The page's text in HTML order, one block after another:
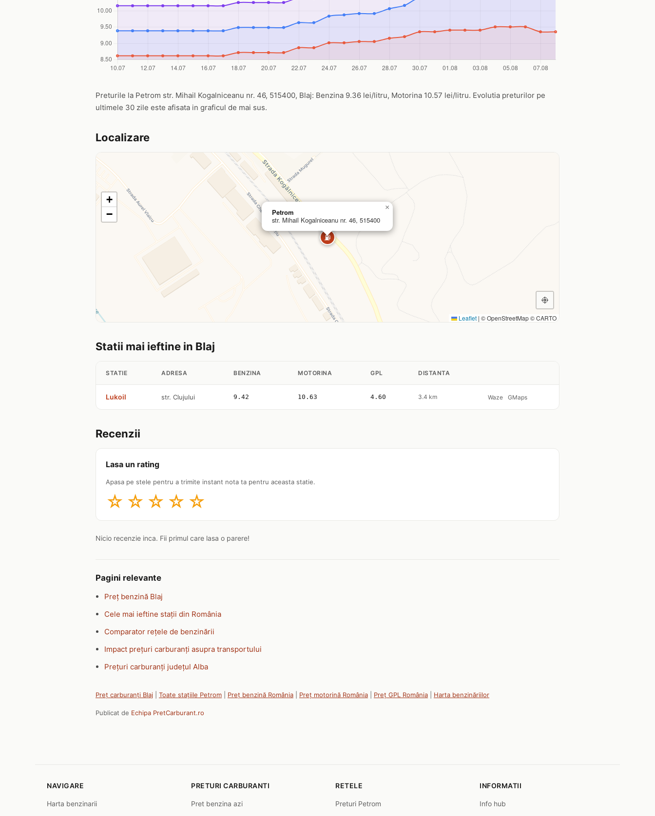
Preturile la Petrom str. Mihail Kogalniceanu nr. 46, 515400, Blaj: Benzina 9.36 lei/litru, Motorina 10.57 lei/litru. Evolutia preturilor pe
ultimele 30 zile este afisata in graficul de mai sus.
Localizare
⛽
Petrom
str. Mihail Kogalniceanu nr. 46, 515400
×
+
−
Leaflet | © OpenStreetMap © CARTO
Statii mai ieftine in Blaj
STATIE ADRESA BENZINA MOTORINA GPL DISTANTA
Lukoil str. Clujului 9.42 10.63 4.60 3.4 km Waze GMaps
Recenzii
Lasa un rating
Apasa pe stele pentru a trimite instant nota ta pentru aceasta statie.
☆ ☆ ☆ ☆ ☆
Nicio recenzie inca. Fii primul care lasa o parere!
Pagini relevante
Preț benzină Blaj
Cele mai ieftine stații din România
Comparator rețele de benzinării
Impact prețuri carburanți asupra transportului
Prețuri carburanți județul Alba
Preț carburanți Blaj Toate stațiile Petrom Preț benzină România Preț motorină România Preț GPL România Harta benzinăriilor
Publicat de Echipa PretCarburant.ro
NAVIGARE
Harta benzinarii
PRETURI CARBURANTI
Pret benzina azi
RETELE
Preturi Petrom
INFORMATII
Info hub